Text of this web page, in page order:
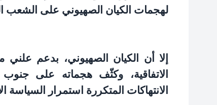
لهجمات الكيان الصهيوني على الشعب
إلا أن الكيان الصهيوني، بدعم علني
الاتفاقية، وكثّف هجماته على
الانتهاكات المتكررة استمرار السياسة